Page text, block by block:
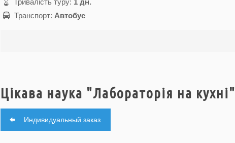
Тривалість туру: 1 дн.
Транспорт: Автобус
Цікава наука "Лабораторія на кухні"
Индивидуальный заказ